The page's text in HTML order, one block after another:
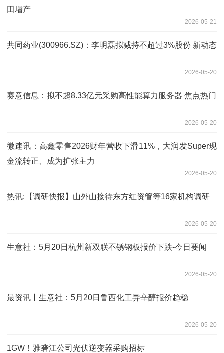
田增产
2026-05-21
共同药业(300966.SZ)：李明磊拟减持不超过3%股份 新动态
2026-05-20
赛意信息：拟不超8.33亿元采购高性能算力服务器 焦点热门
2026-05-20
微速讯：高鑫零售2026财年营收下滑11%，大润发Super现
金流转正、成为扩张主力
2026-05-20
热讯:【调研快报】山外山接待东方红资管等16家机构调研
2026-05-20
生意社：5月20日杭州新双联不锈钢板报价下跌-今日要闻
2026-05-20
最资讯丨生意社：5月20日鲁西化工异辛醇报价趋稳
2026-05-20
1GW！雅砻江公司光伏逆变器采购招标